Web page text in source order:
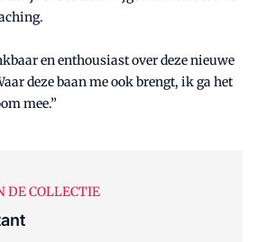
en enthousiast over deze nieuwe
deze baan me ook brengt, ik ga het
mee.”
DE COLLECTIE